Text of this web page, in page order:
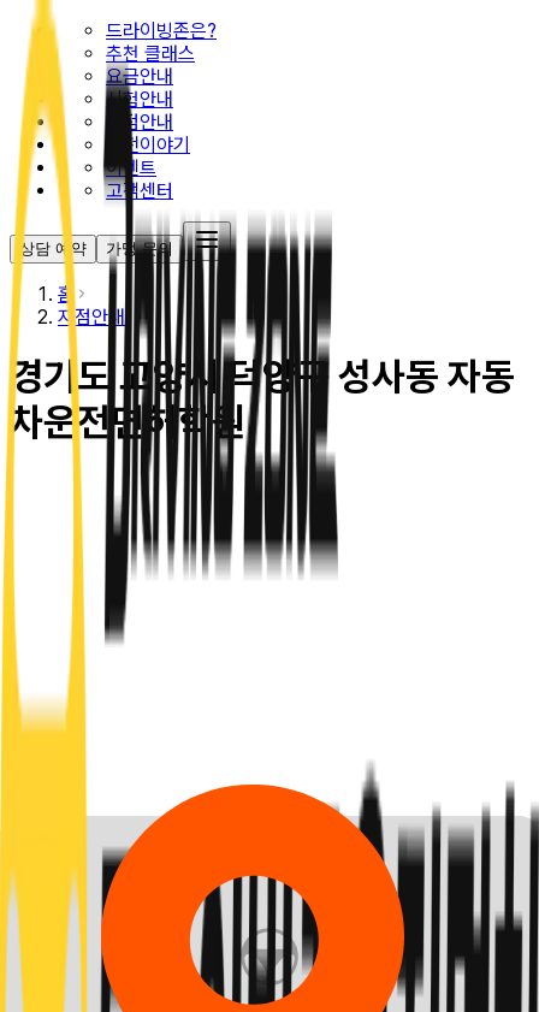
드라이빙존은?
추천 클래스
요금안내
시험안내
지점안내
운전이야기
이벤트
고객센터
상담 예약 가맹 문의
홈
지점안내
경기도 고양시 덕양구 성사동 자동
차운전면허학원
시/도 선택 시/군/구 선택
시/도 선택 시/군/구 선택